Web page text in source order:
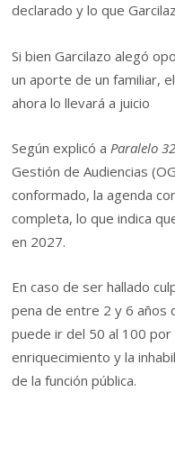
declarado y lo que
Si bien Garcilazo alegó
un aporte de un familiar,
ahora lo llevará a juicio
Según explicó a Paralelo 32
Gestión de Audiencias
conformado, la agenda
completa, lo que indica
en 2027.
En caso de ser hallado
pena de entre 2 y 6 años
puede ir del 50 al 100 por
enriquecimiento y la
de la función pública.